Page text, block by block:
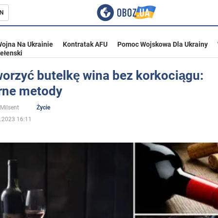
Ukrainie
Na Ukrainie Kontratak AFU Pomoc Wojskowa Dla Ukrainy
butelkę wina bez korkociągu:
metody
Życie
16:11